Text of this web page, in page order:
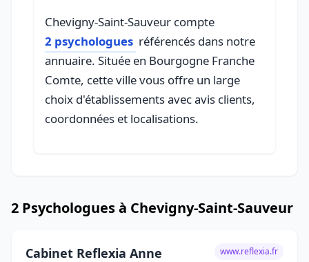
Chevigny-Saint-Sauveur compte
2 psychologues référencés dans notre
annuaire. Située en Bourgogne Franche
Comte, cette ville vous offre un large
choix d'établissements avec avis clients,
coordonnées et localisations.
2 Psychologues à Chevigny-Saint-Sauveur
Cabinet Reflexia Anne
www.reflexia.fr